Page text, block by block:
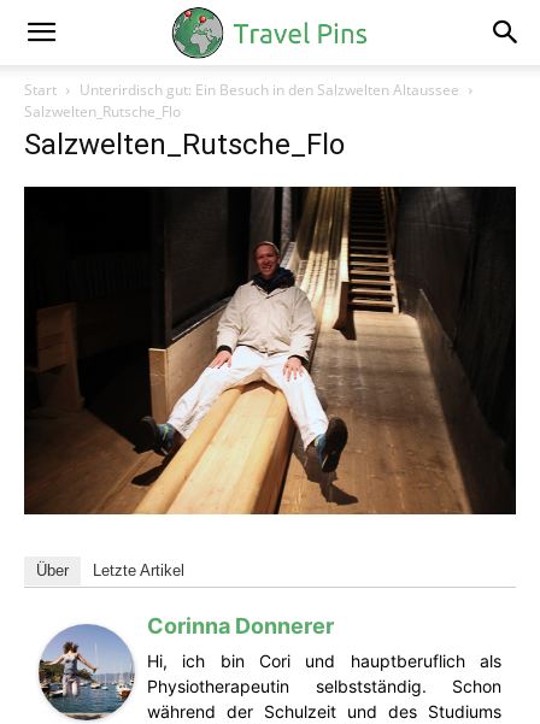
Start
Unterirdisch gut: Ein Besuch in den Salzwelten Altaussee
Salzwelten_Rutsche_Flo
Salzwelten_Rutsche_Flo
Über Letzte Artikel
Corinna Donnerer
Hi, ich bin Cori und hauptberuflich als
Physiotherapeutin selbstständig. Schon
während der Schulzeit und des Studiums